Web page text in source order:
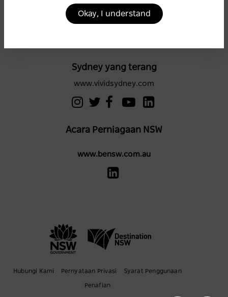
Okay, I understand
Sydney
Sydney yang terang
www.vividsydney.com
Acara Perniagaan NSW
www.bensw.com.au
Hubungi Kami Pernyataan Privasi Syarat Penggunaan
Penafian